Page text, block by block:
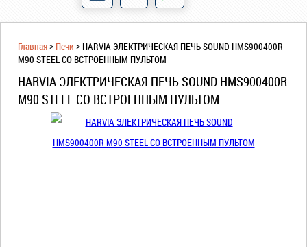
Порядочность и честность для нас не пустые
Главная> Печи > HARVIA ЭЛЕКТРИЧЕСКАЯ ПЕЧЬ SOUND HMS900400R
M90 STEEL СО ВСТРОЕННЫМ ПУЛЬТОМ
HARVIA ЭЛЕКТРИЧЕСКАЯ ПЕЧЬ SOUND HMS900400R
M90 STEEL СО ВСТРОЕННЫМ ПУЛЬТОМ